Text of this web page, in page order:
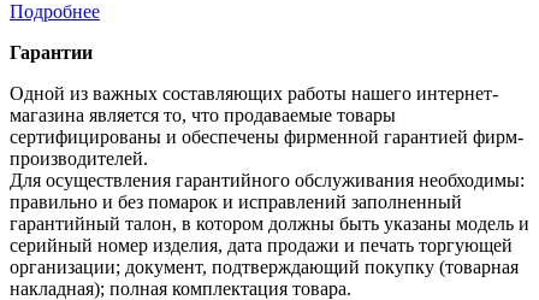
Подробнее
Гарантии
Одной из важных составляющих работы нашего интернет-
магазина является то, что продаваемые товары
сертифицированы и обеспечены фирменной гарантией фирм-
производителей.
Для осуществления гарантийного обслуживания необходимы:
правильно и без помарок и исправлений заполненный
гарантийный талон, в котором должны быть указаны модель и
серийный номер изделия, дата продажи и печать торгующей
организации; документ, подтверждающий покупку (товарная
накладная); полная комплектация товара.